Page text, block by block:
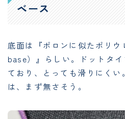
ベース
底面は『ポロンに似たポリ
base）』らしい。ドットタ
ており、とっても滑りにく
は、まず無さそう。